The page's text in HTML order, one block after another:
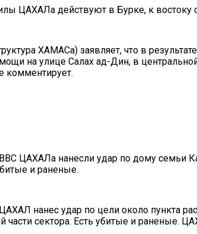
ЦАХАЛа действуют в Бурке, к востоку
ХАМАСа) заявляет, что в
на улице Салах ад-Дин, в
комментирует.
ЦАХАЛа нанесли удар по дому семьи
и раненые.
нанес удар по цели около пункта
части сектора. Есть убитые и раненые.